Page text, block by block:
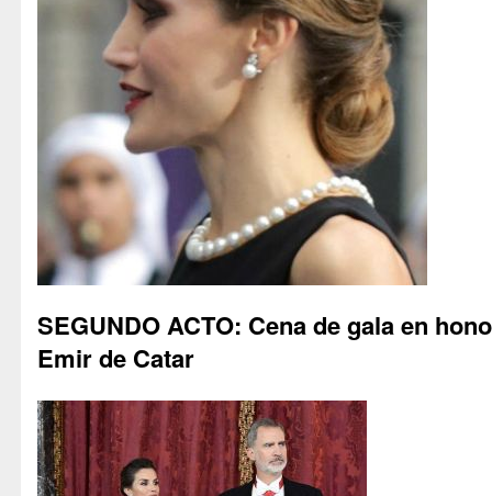
SEGUNDO ACTO: Cena de gala en
Emir de Catar